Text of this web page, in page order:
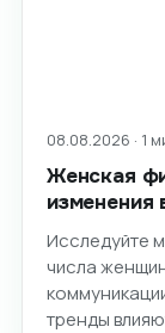
08.08.2026 · 1
Женская
изменения
Исследуйте
числа
тренды